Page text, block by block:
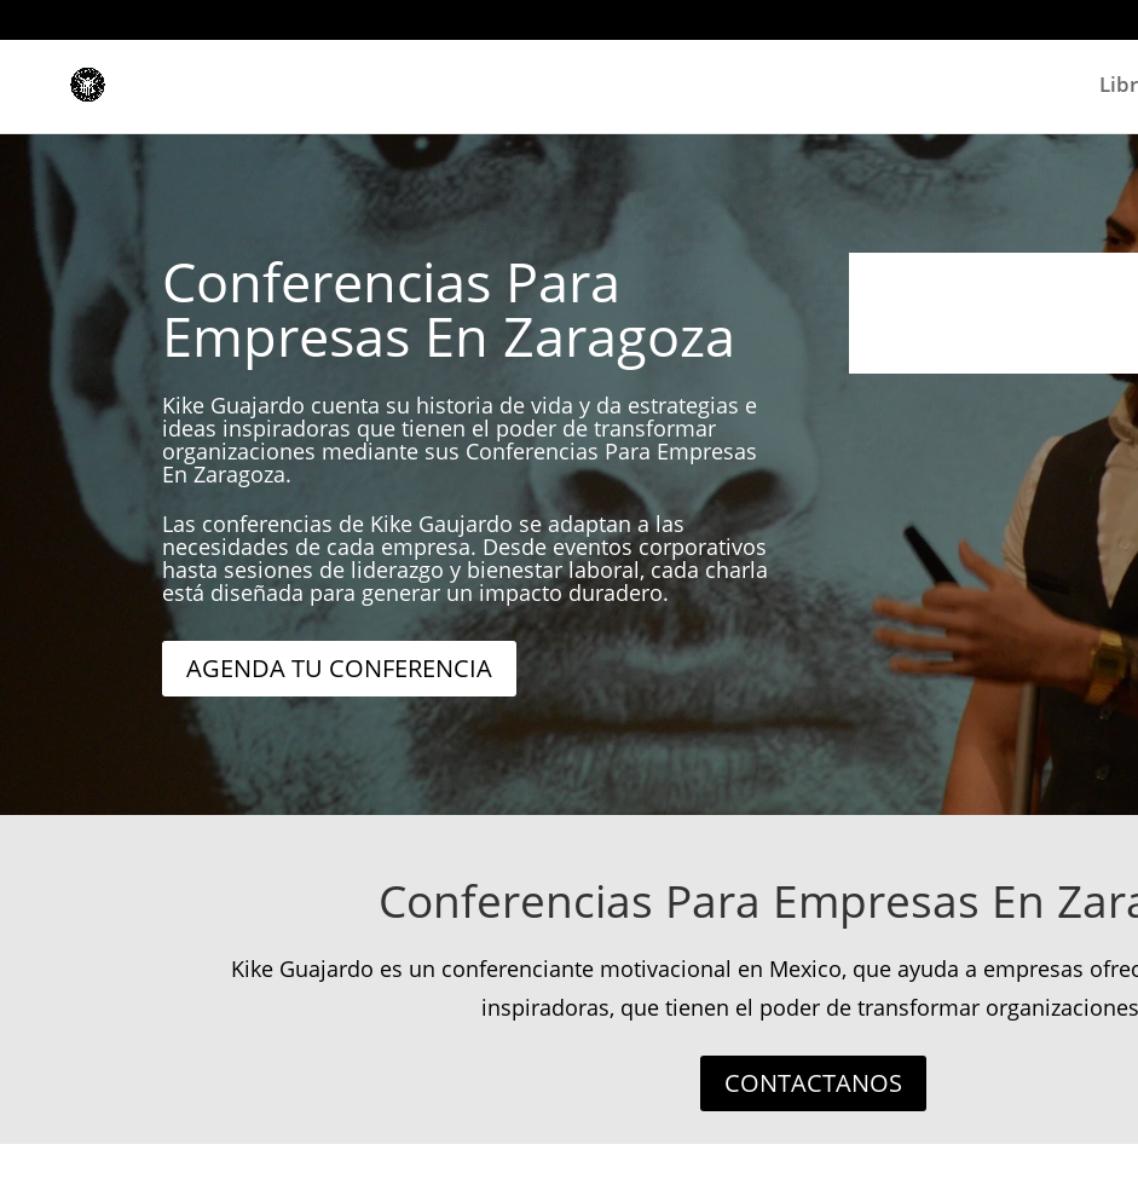
Conferencias Para
Empresas En Zaragoza
Kike Guajardo cuenta su historia de vida y da estrategias e
ideas inspiradoras que tienen el poder de transformar
organizaciones mediante sus Conferencias Para Empresas
En Zaragoza.
Las conferencias de Kike Gaujardo se adaptan a las
necesidades de cada empresa. Desde eventos corporativos
hasta sesiones de liderazgo y bienestar laboral, cada charla
está diseñada para generar un impacto duradero.
AGENDA TU CONFERENCIA
Conferencias Para Empresas En
Kike Guajardo es un conferenciante motivacional en Mexico, que ayuda a empresas
inspiradoras, que tienen el poder de transformar
CONTACTANOS